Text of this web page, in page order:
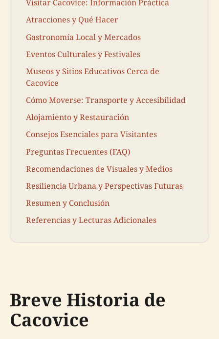
Visitar Cacovice: Información Práctica
Atracciones y Qué Hacer
Gastronomía Local y Mercados
Eventos Culturales y Festivales
Museos y Sitios Educativos Cerca de
Cacovice
Cómo Moverse: Transporte y Accesibilidad
Alojamiento y Restauración
Consejos Esenciales para Visitantes
Preguntas Frecuentes (FAQ)
Recomendaciones de Visuales y Medios
Resiliencia Urbana y Perspectivas Futuras
Resumen y Conclusión
Referencias y Lecturas Adicionales
Breve Historia de
Cacovice